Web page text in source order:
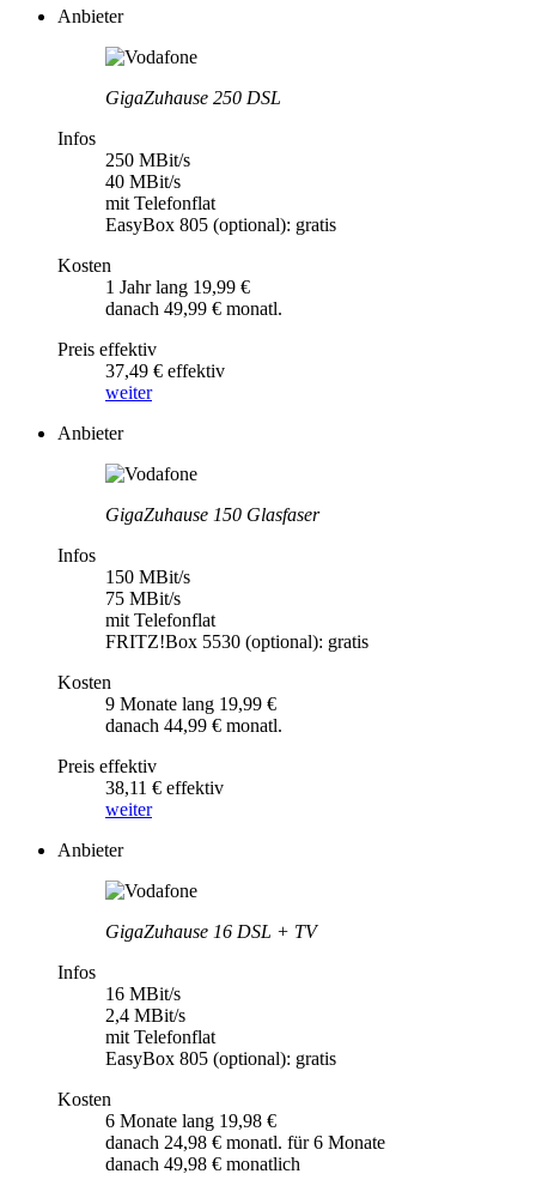
Anbieter
GigaZuhause 250 DSL
Infos
250 MBit/s
40 MBit/s
mit Telefonflat
EasyBox 805 (optional): gratis
Kosten
1 Jahr lang 19,99 €
danach 49,99 € monatl.
Preis effektiv
37,49 € effektiv
weiter
Anbieter
GigaZuhause 150 Glasfaser
Infos
150 MBit/s
75 MBit/s
mit Telefonflat
FRITZ!Box 5530 (optional): gratis
Kosten
9 Monate lang 19,99 €
danach 44,99 € monatl.
Preis effektiv
38,11 € effektiv
weiter
Anbieter
GigaZuhause 16 DSL + TV
Infos
16 MBit/s
2,4 MBit/s
mit Telefonflat
EasyBox 805 (optional): gratis
Kosten
6 Monate lang 19,98 €
danach 24,98 € monatl. für 6 Monate
danach 49,98 € monatlich